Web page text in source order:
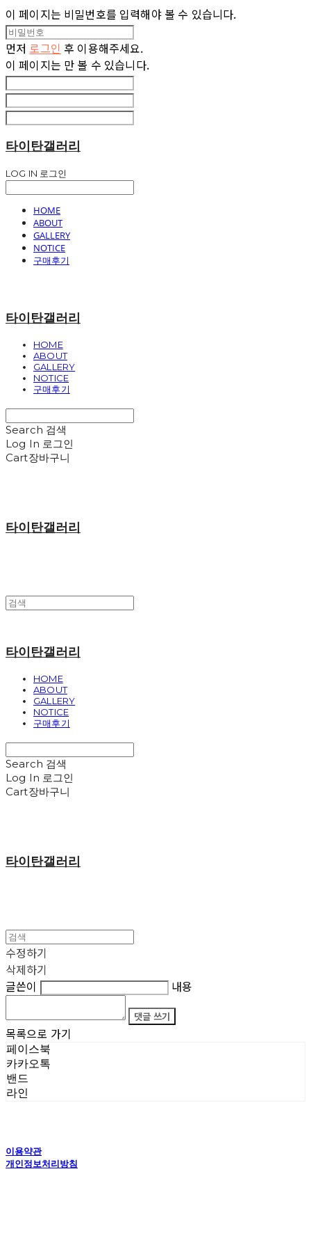
이 페이지는 비밀번호를 입력해야 볼 수 있습니다.
먼저 로그인 후 이용해주세요.
이 페이지는 만 볼 수 있습니다.
타이탄갤러리
LOG IN 로그인
HOME
ABOUT
GALLERY
NOTICE
구매후기
타이탄갤러리
HOME
ABOUT
GALLERY
NOTICE
구매후기
Search 검색
Log In 로그인
Cart장바구니
타이탄갤러리
타이탄갤러리
HOME
ABOUT
GALLERY
NOTICE
구매후기
Search 검색
Log In 로그인
Cart장바구니
타이탄갤러리
수정하기
삭제하기
글쓴이
내용
댓글 쓰기
목록으로 가기
페이스북
카카오톡
밴드
라인
이용약관
개인정보처리방침